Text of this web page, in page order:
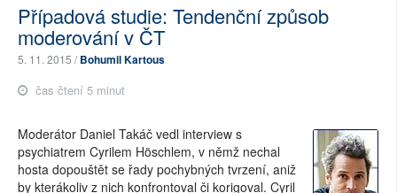
Případová studie: Tendenční způsob
moderování v ČT
5. 11. 2015 /Bohumil Kartous
čas čtení 5 minut
Moderátor Daniel Takáč vedl interview s
psychiatrem Cyrilem Höschlem, v němž nechal
hosta dopouštět se řady pochybných tvrzení, aniž
by kterákoliv z nich konfrontoval či korigoval. Cyril